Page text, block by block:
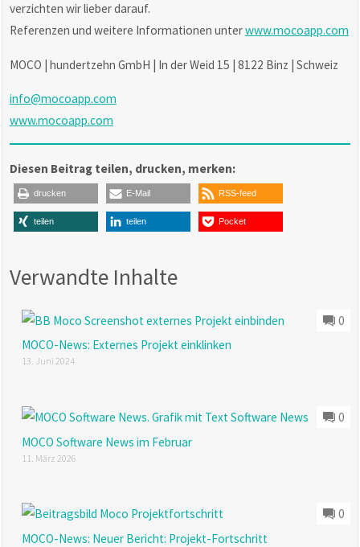
verzichten wir lieber darauf.
Referenzen und weitere Informationen unterwww.mocoapp.com
MOCO | hundertzehn GmbH | In der Weid 15 | 8122 Binz | Schweiz
info@mocoapp.com
www.mocoapp.com
Diesen Beitrag teilen, drucken, merken:
drucken E-Mail RSS-feed
teilen teilen Pocket
Verwandte Inhalte
0
MOCO-News: Externes Projekt einklinken
13. Juni 2024
0
MOCO Software News im Februar
11. März 2026
0
MOCO-News: Neuer Bericht: Projekt-Fortschritt